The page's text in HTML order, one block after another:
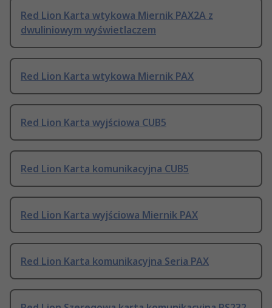
Red Lion Karta wtykowa Miernik PAX2A z
dwuliniowym wyświetlaczem
Red Lion Karta wtykowa Miernik PAX
Red Lion Karta wyjściowa CUB5
Red Lion Karta komunikacyjna CUB5
Red Lion Karta wyjściowa Miernik PAX
Red Lion Karta komunikacyjna Seria PAX